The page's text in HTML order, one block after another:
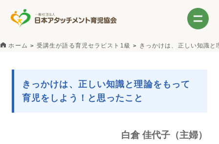
ホーム 受講生が語る育児セラピスト1級 きっかけは、正しい知識
きっかけは、正しい知識と理論をもって
育児をしよう！と思ったこと
白倉 佳代子（主婦）